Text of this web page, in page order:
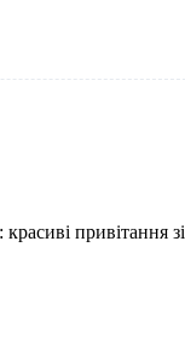
привітання зі